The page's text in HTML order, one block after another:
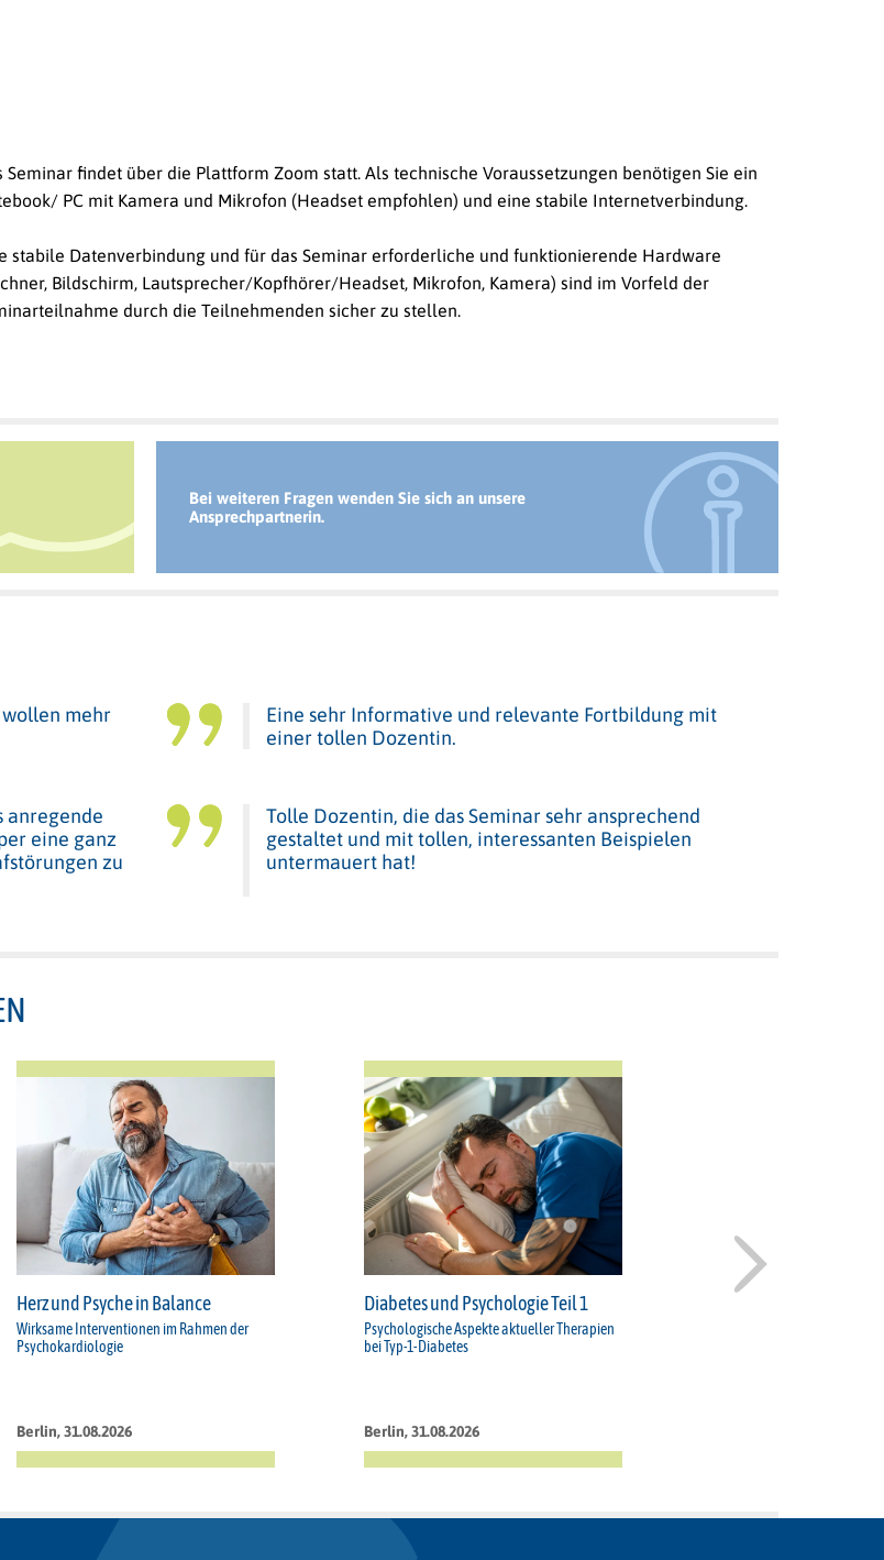
Seminar findet über die Plattform Zoom statt. Als technische Voraussetzungen benötigen Sie ein
PC mit Kamera und Mikrofon (Headset empfohlen) und eine stabile Internetverbindung.
stabile Datenverbindung und für das Seminar erforderliche und funktionierende Hardware
Bildschirm, Lautsprecher/Kopfhörer/Headset, Mikrofon, Kamera) sind im Vorfeld der
durch die Teilnehmenden sicher zu stellen.
Bei weiteren Fragen wenden Sie sich an unsere
Ansprechpartnerin.
mehr
Eine sehr Informative und relevante Fortbildung mit
einer tollen Dozentin.
anregende
eine ganz
zu
Tolle Dozentin, die das Seminar sehr ansprechend
gestaltet und mit tollen, interessanten Beispielen
untermauert hat!
Herz und Psyche in Balance
Wirksame Interventionen im Rahmen der
Psychokardiologie
Berlin, 31.08.2026
Diabetes und Psychologie Teil 1
Psychologische Aspekte aktueller Therapien
bei Typ-1-Diabetes
Berlin, 31.08.2026